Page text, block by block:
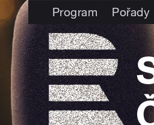
Program Pořady